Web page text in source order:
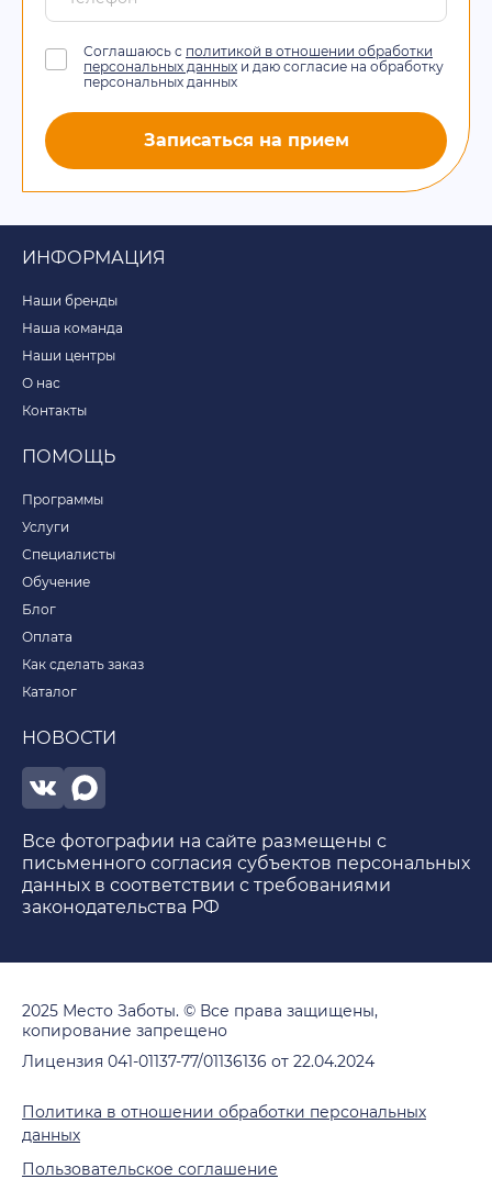
Соглашаюсь с политикой в отношении обработки
персональных данных и даю согласие на обработку
персональных данных
Записаться на прием
ИНФОРМАЦИЯ
Наши бренды
Наша команда
Наши центры
О нас
Контакты
ПОМОЩЬ
Программы
Услуги
Специалисты
Обучение
Блог
Оплата
Как сделать заказ
Каталог
НОВОСТИ
Все фотографии на сайте размещены с
письменного согласия субъектов персональных
данных в соответствии с требованиями
законодательства РФ
2025 Место Заботы. © Все права защищены,
копирование запрещено
Лицензия 041-01137-77/01136136 от 22.04.2024
Политика в отношении обработки персональных
данных
Пользовательское соглашение